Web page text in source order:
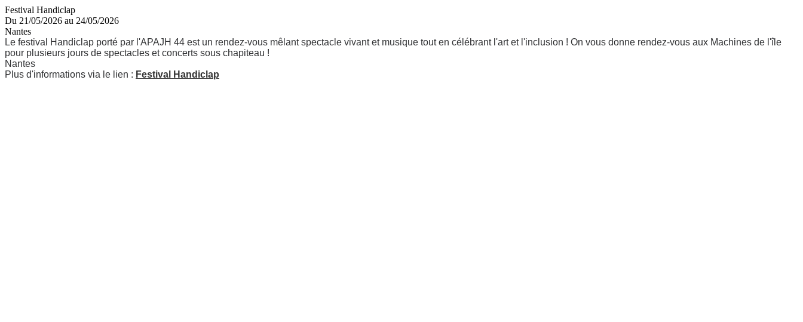
Festival Handiclap
Du 21/05/2026 au 24/05/2026
Nantes
Le festival Handiclap porté par l'APAJH 44 est un rendez-vous mêlant spectacle vivant et musique tout en célébrant l'art et l'inclusion ! On vous donne rendez-vous aux Machines de l'île
pour plusieurs jours de spectacles et concerts sous chapiteau !
Nantes
Plus d'informations via le lien : Festival Handiclap